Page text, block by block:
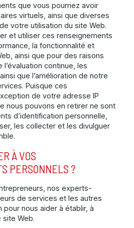
que vous pourriez avoir
virtuels, ainsi que diverses
votre utilisation du site Web.
et utiliser ces renseignements
la fonctionnalité et
ainsi que pour des raisons
continue, les
que l’amélioration de notre
Puisque ces
de votre adresse IP
nous pouvons en retirer ne sont
d’identification personnelle,
les collecter et les divulguer
À VOS
PERSONNELS ?
nos experts-
de services et les autres
nous aider à établir, à
site Web.